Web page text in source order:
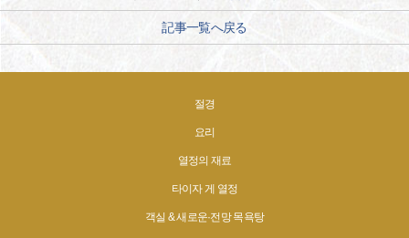
記事一覧へ戻る
절경
요리
열정의 재료
타이자 게 열정
객실 & 새로운·전망 목욕탕